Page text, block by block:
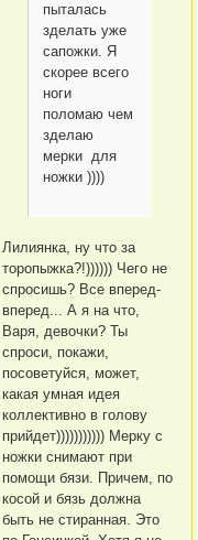
пыталась
зделать уже
сапожки. Я
скорее всего
ноги
поломаю чем
зделаю
мерки для
ножки ))))
Лилиянка, ну что за
торопыжка?!)))))) Чего не
спросишь? Все вперед-
вперед... А я на что,
Варя, девочки? Ты
спроси, покажи,
посоветуйся, может,
какая умная идея
коллективно в голову
прийдет))))))))))) Мерку с
ножки снимают при
помощи бязи. Причем, по
косой и бязь должна
быть не стиранная. Это